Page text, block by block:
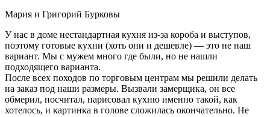
Мария и Григорий Бурковы
У нас в доме нестандартная кухня из-за короба и выступов,
поэтому готовые кухни (хоть они и дешевле) — это не наш
вариант. Мы с мужем много где были, но не нашли
подходящего варианта.
После всех походов по торговым центрам мы решили делать
на заказ под наши размеры. Вызвали замерщика, он все
обмерил, посчитал, нарисовал кухню именно такой, как
хотелось, и картинка в голове сложилась окончательно. Не